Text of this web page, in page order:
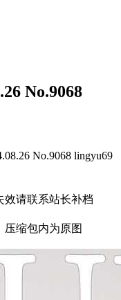
No.9068
No.9068 lingyu69
效请联系站长补档
压缩包内为原图